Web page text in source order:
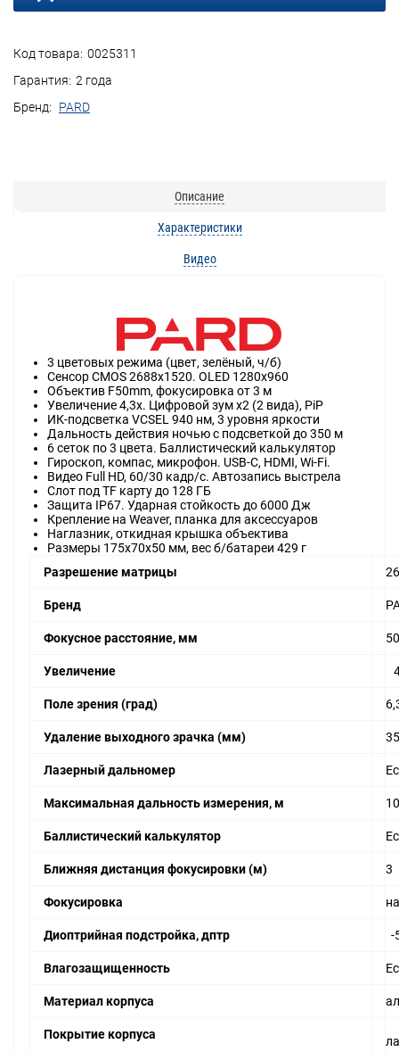
Код товара: 0025311
Гарантия: 2 года
Бренд:
PARD
Описание
Характеристики
Видео
3 цветовых режима (цвет, зелёный, ч/б)
Сенсор CMOS 2688x1520. OLED 1280x960
Объектив F50mm, фокусировка от 3 м
Увеличение 4,3x. Цифровой зум x2 (2 вида), PiP
ИК-подсветка VCSEL 940 нм, 3 уровня яркости
Дальность действия ночью с подсветкой до 350 м
6 сеток по 3 цвета. Баллистический калькулятор
Гироскоп, компас, микрофон. USB-C, HDMI, Wi-Fi.
Видео Full HD, 60/30 кадр/с. Автозапись выстрела
Слот под TF карту до 128 ГБ
Защита IP67. Ударная стойкость до 6000 Дж
Крепление на Weaver, планка для аксессуаров
Наглазник, откидная крышка объектива
Размеры 175x70x50 мм, вес б/батареи 429 г
Разрешение матрицы
Бренд
Фокусное расстояние, мм 50
Увеличение
Поле зрения (град)
Удаление выходного зрачка (мм) 35
Лазерный дальномер
Максимальная дальность измерения, м
Баллистический калькулятор
Ближняя дистанция фокусировки (м) 3
Фокусировка
Диоптрийная подстройка, дптр -
Влагозащищенность
Материал корпуса
Покрытие корпуса